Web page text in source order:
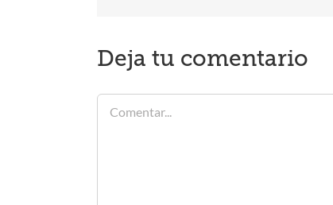
Deja tu comentario
Comentar